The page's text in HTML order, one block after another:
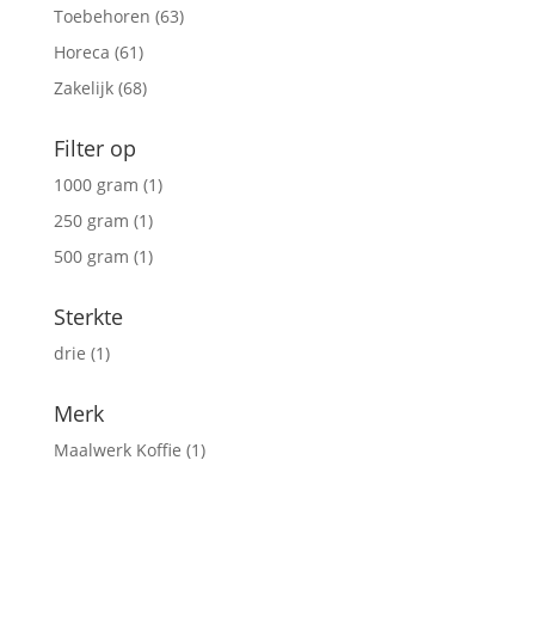
Toebehoren (63)
Horeca (61)
Zakelijk (68)
Filter op
1000 gram (1)
250 gram (1)
500 gram (1)
Sterkte
drie (1)
Merk
Maalwerk Koffie (1)